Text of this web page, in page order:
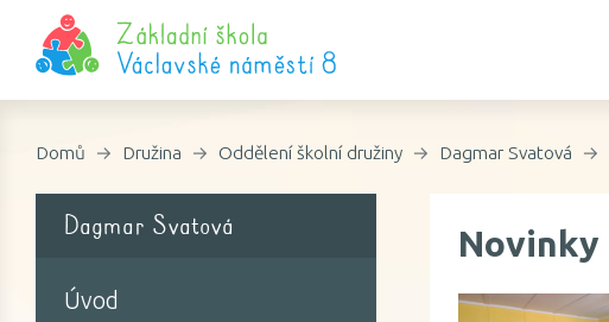
Domů Družina Oddělení školní družiny Dagmar Svatová
Dagmar Svatová
Úvod
Novinky